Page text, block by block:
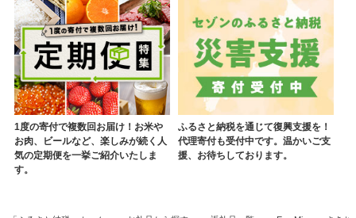
1度の寄付で複数回お届け！お米や
お肉、ビールなど、楽しみが続く人
気の定期便を一挙ご紹介いたしま
す。
ふるさと納税を通じて復興支援を！
代理寄付も受付中です。温かいご支
援、お待ちしております。